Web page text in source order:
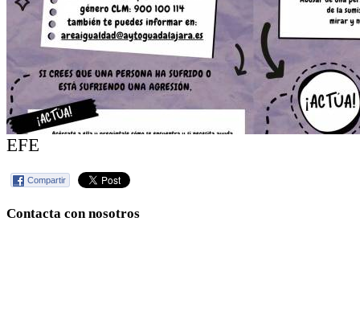
EFE
Compartir
Contacta con nosotros